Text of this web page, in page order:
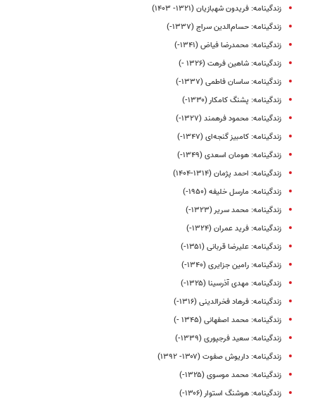
زندگینامه: فریدون شهبازیان (۱۳۲۱- ۱۴۰۳)
زندگینامه: حسام‌الدین سراج (۱۳۳۷-)
زندگینامه: محمدرضا فیاض (۱۳۴۱-)
زندگینامه: شاهین فرهت (۱۳۲۶ -)
زندگینامه: ساسان فاطمی (۱۳۳۷-)
زندگینامه: پشنگ کامکار (۱۳۳۰-)
زندگینامه: محمود فرهمند (۱۳۲۷-)
زندگینامه: کامبیز گنجه‌ای (۱۳۴۷-)
زندگینامه: هومان اسعدی (۱۳۴۹-)
زندگینامه: احمد پژمان (۱۳۱۴-۱۴۰۴)
زندگینامه: مارسل خلیفه (۱۹۵۰-)
زندگینامه: محمد سریر (۱۳۲۳-)
زندگینامه: فرید عمران (۱۳۲۴-)
زندگینامه: علیرضا قربانی (۱۳۵۱-)
زندگینامه: رامین جزایری (۱۳۴۰-)
زندگینامه: مهدی آذرسینا (۱۳۲۵-)
زندگینامه: فرهاد فخرالدینی (۱۳۱۶-)
زندگینامه: محمد اصفهانی (۱۳۴۵ -)
زندگینامه: سعید فرجپوری (۱۳۳۹-)
زندگینامه: داریوش صفوت (۱۳۰۷- ۱۳۹۲)
زندگینامه: محمد موسوی (۱۳۲۵-)
زندگینامه: هوشنگ استوار (۱۳۰۶-)